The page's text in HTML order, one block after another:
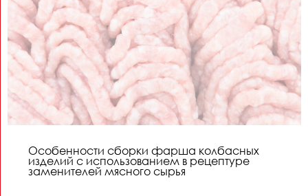
Особенности сборки фарша колбасных
изделий с использованием в рецептуре
заменителей мясного сырья